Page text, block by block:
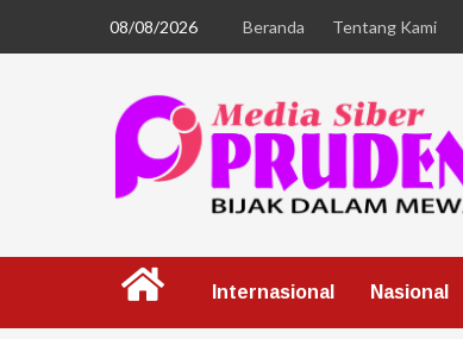
08/08/2026 Beranda Tentang Kami
Internasional Nasional